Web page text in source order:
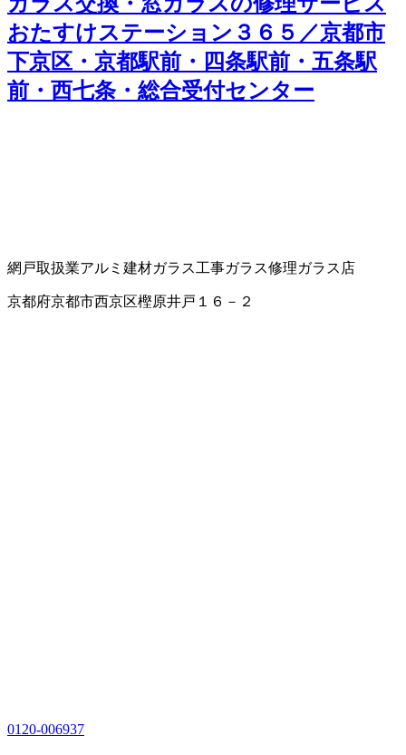
おたすけステーション３６５／京都市
下京区・京都駅前・四条駅前・五条駅
前・西七条・総合受付センター
網戸取扱業アルミ建材ガラス工事ガラス修理ガラス店
京都府京都市西京区樫原井戸１６－２
0120-006937